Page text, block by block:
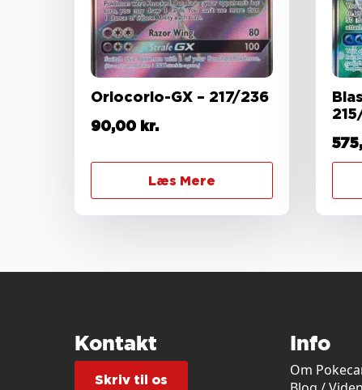
Oriocorio-GX – 217/236
90,00 kr.
Læs Mere
Kontakt
Skriv til os
Info
Om